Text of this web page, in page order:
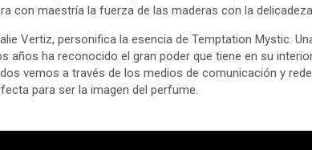
con maestría la fuerza de las maderas con la
Vertiz, personifica la esencia de Temptation Mystic.
años ha reconocido el gran poder que tiene en su
vemos a través de los medios de comunicación y
para ser la imagen del perfume.